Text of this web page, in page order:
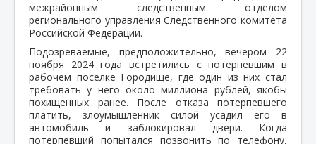
межрайонным следственным отделом
регионального управления Следственного комитета
Российской Федерации.
Подозреваемые, предположительно, вечером 22
ноября 2024 года встретились с потерпевшим в
рабочем поселке Городище, где один из них стал
требовать у него около миллиона рублей, якобы
похищенных ранее. После отказа потерпевшего
платить, злоумышленник силой усадил его в
автомобиль и заблокировал двери. Когда
потерпевший попытался позвонить по телефону,